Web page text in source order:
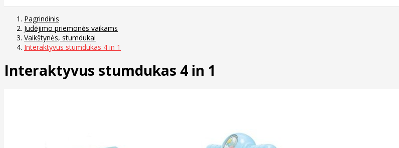
Pagrindinis
Judėjimo priemonės vaikams
Vaikštynės, stumdukai
Interaktyvus stumdukas 4 in 1
Interaktyvus stumdukas 4 in 1